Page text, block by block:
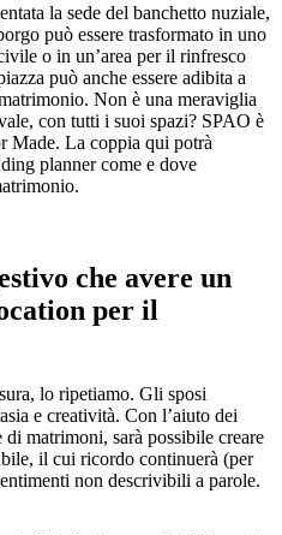
la sede del banchetto nuziale,
può essere trasformato in uno
o in un’area per il rinfresco
può anche essere adibita a
Non è una meraviglia
con tutti i suoi spazi? SPAO è
Made. La coppia qui potrà
planner come e dove
che avere un
per il
lo ripetiamo. Gli sposi
e creatività. Con l’aiuto dei
matrimoni, sarà possibile creare
il cui ricordo continuerà (per
non descrivibili a parole.